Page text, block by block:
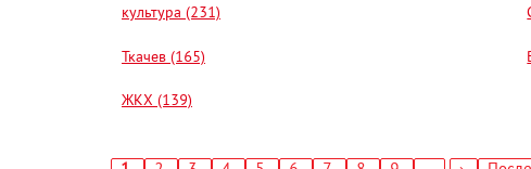
культура (231)
Ткачев (165)
ЖКХ (139)